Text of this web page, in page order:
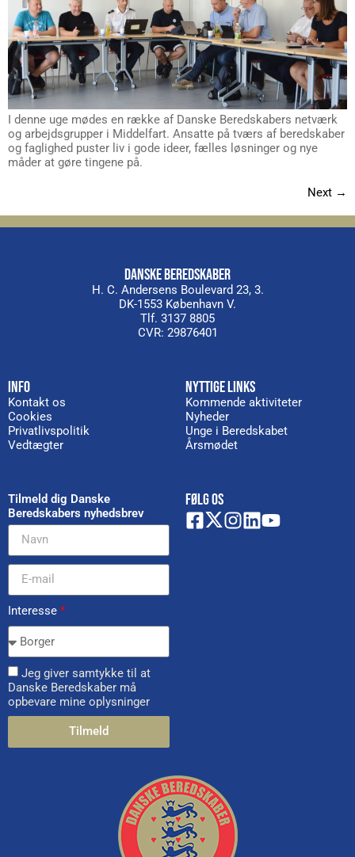
I denne uge mødes en række af Danske Beredskabers netværk
og arbejdsgrupper i Middelfart. Ansatte på tværs af beredskaber
og faglighed puster liv i gode ideer, fælles løsninger og nye
måder at gøre tingene på.
Next →
DANSKE BEREDSKABER
H. C. Andersens Boulevard 23, 3.
DK-1553 København V.
Tlf. 3137 8805
CVR: 29876401
INFO
Kontakt os
Cookies
Privatlivspolitik
Vedtægter
NYTTIGE LINKS
Kommende aktiviteter
Nyheder
Unge i Beredskabet
Årsmødet
Tilmeld dig Danske
Beredskabers nyhedsbrev
Interesse *
Jeg giver samtykke til at
Danske Beredskaber må
opbevare mine oplysninger
Tilmeld
FØLG OS